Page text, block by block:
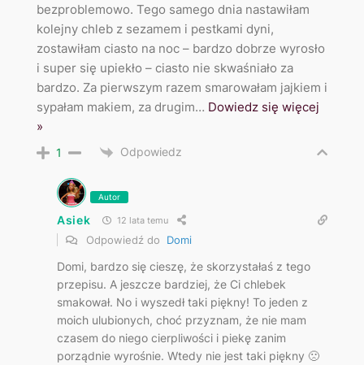
bezproblemowo. Tego samego dnia nastawiłam
kolejny chleb z sezamem i pestkami dyni,
zostawiłam ciasto na noc – bardzo dobrze wyrosło
i super się upiekło – ciasto nie skwaśniało za
bardzo. Za pierwszym razem smarowałam jajkiem i
sypałam makiem, za drugim… Dowiedz się więcej
»
1 Odpowiedz
Autor
Asiek 12 lata temu
Odpowiedź do Domi
Domi, bardzo się cieszę, że skorzystałaś z tego
przepisu. A jeszcze bardziej, że Ci chlebek
smakował. No i wyszedł taki piękny! To jeden z
moich ulubionych, choć przyznam, że nie mam
czasem do niego cierpliwości i piekę zanim
porządnie wyrośnie. Wtedy nie jest taki piękny 🙁